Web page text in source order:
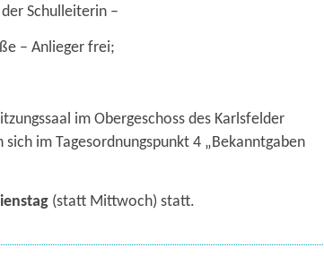
Schulleiterin –
– Anlieger frei;
im Obergeschoss des Karlsfelder
im Tagesordnungspunkt 4 „Bekanntgaben
(statt Mittwoch) statt.